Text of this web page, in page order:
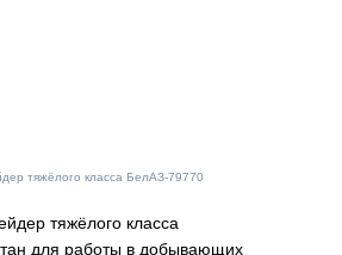
тяжёлого класса БелАЗ-79770
тяжёлого класса
для работы в добывающих